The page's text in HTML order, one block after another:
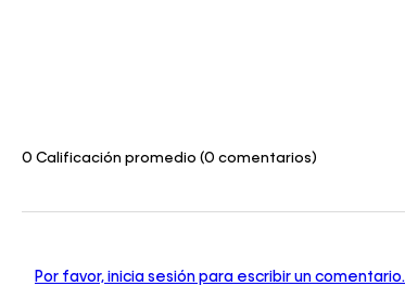
0 Calificación promedio (0 comentarios)
Por favor, inicia sesión para escribir un comentario.